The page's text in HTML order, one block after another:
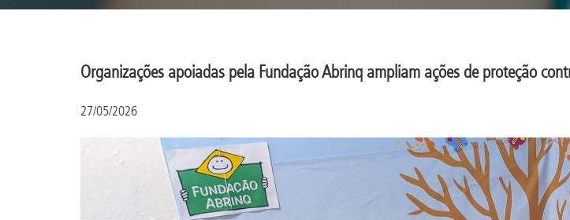
Organizações apoiadas pela Fundação Abrinq ampliam ações de proteção
27/05/2026